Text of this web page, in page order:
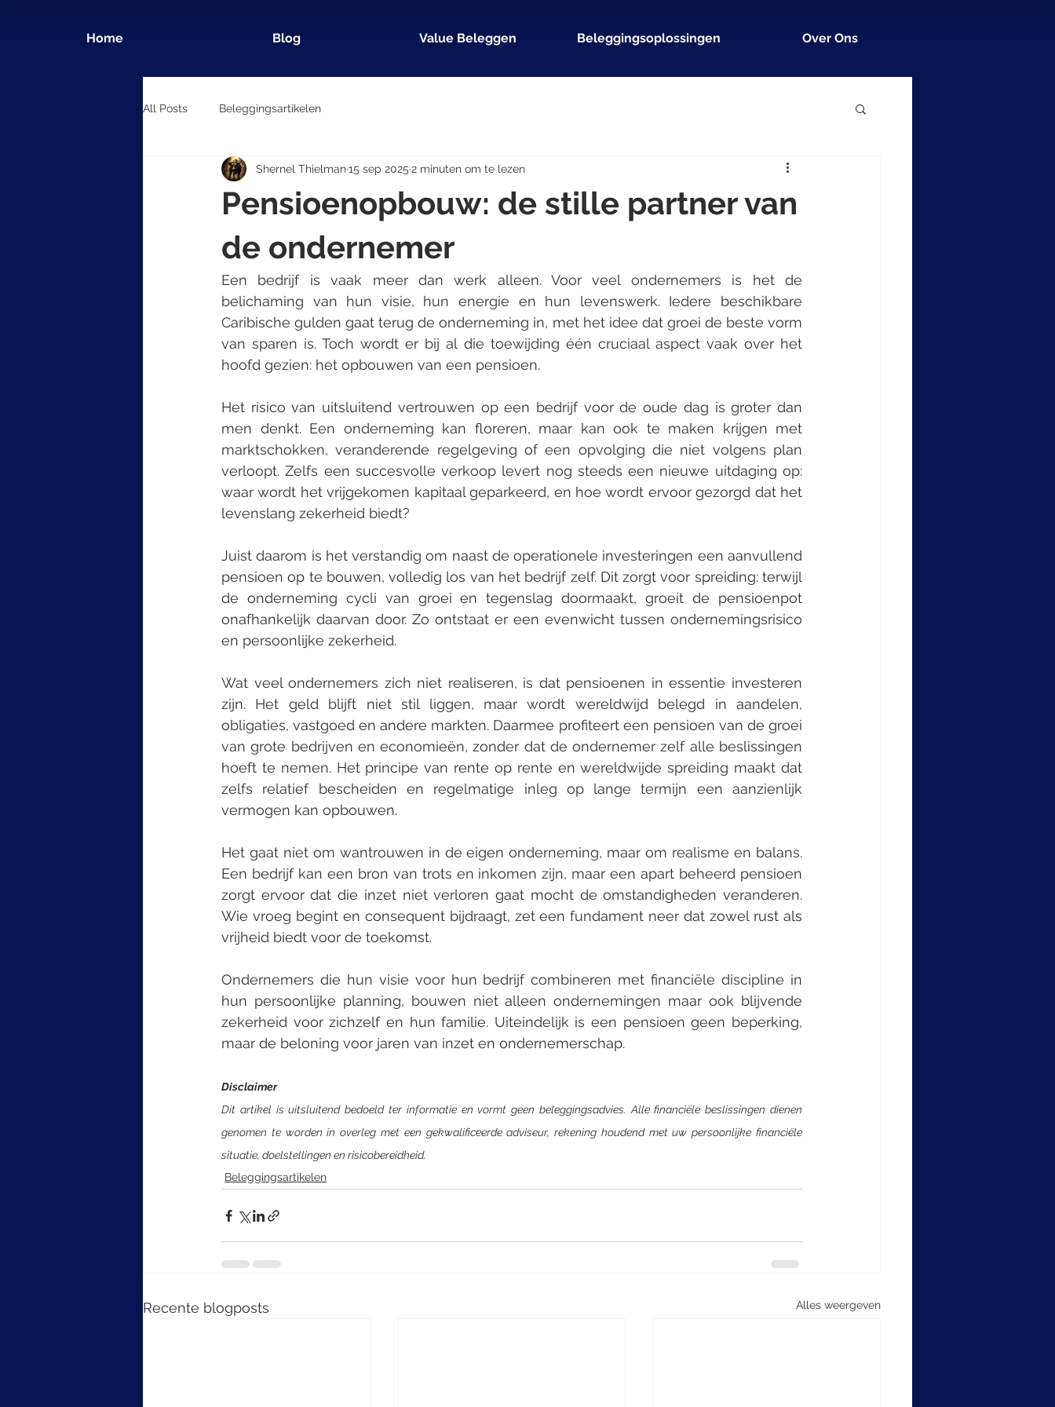
Home Blog Value Beleggen Beleggingsoplossingen Over Ons
All Posts Beleggingsartikelen
Pensioenopbouw: de stille partner van
de ondernemer
Shernel Thielman15 sep 2025 2 minuten om te lezen
Een bedrijf is vaak meer dan werk alleen. Voor veel ondernemers is het de
belichaming van hun visie, hun energie en hun levenswerk. Iedere beschikbare
Caribische gulden gaat terug de onderneming in, met het idee dat groei de beste vorm
van sparen is. Toch wordt er bij al die toewijding één cruciaal aspect vaak over het
hoofd gezien: het opbouwen van een pensioen.
Het risico van uitsluitend vertrouwen op een bedrijf voor de oude dag is groter dan
men denkt. Een onderneming kan floreren, maar kan ook te maken krijgen met
marktschokken, veranderende regelgeving of een opvolging die niet volgens plan
verloopt. Zelfs een succesvolle verkoop levert nog steeds een nieuwe uitdaging op:
waar wordt het vrijgekomen kapitaal geparkeerd, en hoe wordt ervoor gezorgd dat het
levenslang zekerheid biedt?
Juist daarom is het verstandig om naast de operationele investeringen een aanvullend
pensioen op te bouwen, volledig los van het bedrijf zelf. Dit zorgt voor spreiding: terwijl
de onderneming cycli van groei en tegenslag doormaakt, groeit de pensioenpot
onafhankelijk daarvan door. Zo ontstaat er een evenwicht tussen ondernemingsrisico
en persoonlijke zekerheid.
Wat veel ondernemers zich niet realiseren, is dat pensioenen in essentie investeren
zijn. Het geld blijft niet stil liggen, maar wordt wereldwijd belegd in aandelen,
obligaties, vastgoed en andere markten. Daarmee profiteert een pensioen van de groei
van grote bedrijven en economieën, zonder dat de ondernemer zelf alle beslissingen
hoeft te nemen. Het principe van rente op rente en wereldwijde spreiding maakt dat
zelfs relatief bescheiden en regelmatige inleg op lange termijn een aanzienlijk
vermogen kan opbouwen.
Het gaat niet om wantrouwen in de eigen onderneming, maar om realisme en balans.
Een bedrijf kan een bron van trots en inkomen zijn, maar een apart beheerd pensioen
zorgt ervoor dat die inzet niet verloren gaat mocht de omstandigheden veranderen.
Wie vroeg begint en consequent bijdraagt, zet een fundament neer dat zowel rust als
vrijheid biedt voor de toekomst.
Ondernemers die hun visie voor hun bedrijf combineren met financiële discipline in
hun persoonlijke planning, bouwen niet alleen ondernemingen maar ook blijvende
zekerheid voor zichzelf en hun familie. Uiteindelijk is een pensioen geen beperking,
maar de beloning voor jaren van inzet en ondernemerschap.
Disclaimer
Dit artikel is uitsluitend bedoeld ter informatie en vormt geen beleggingsadvies. Alle financiële beslissingen dienen
genomen te worden in overleg met een gekwalificeerde adviseur, rekening houdend met uw persoonlijke financiële
situatie, doelstellingen en risicobereidheid.
Beleggingsartikelen
Recente blogposts Alles weergeven